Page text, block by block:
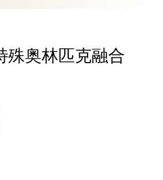
殊奥林匹克融合